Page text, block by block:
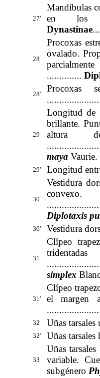
27'
Mandíbulas
en los
Dynastinae
28
Procoxas
ovalado.
..............
28'
Procoxas
29
Longitud de
brillante.
altura
maya Vaurie.
29' Longitud
30
Vestidura
Diplotaxis
30' Vestidura
31
Clípeo
simplex
31'
Clípeo
el margen
32 Uñas
32' Uñas
33
Uñas
variable.
subgénero